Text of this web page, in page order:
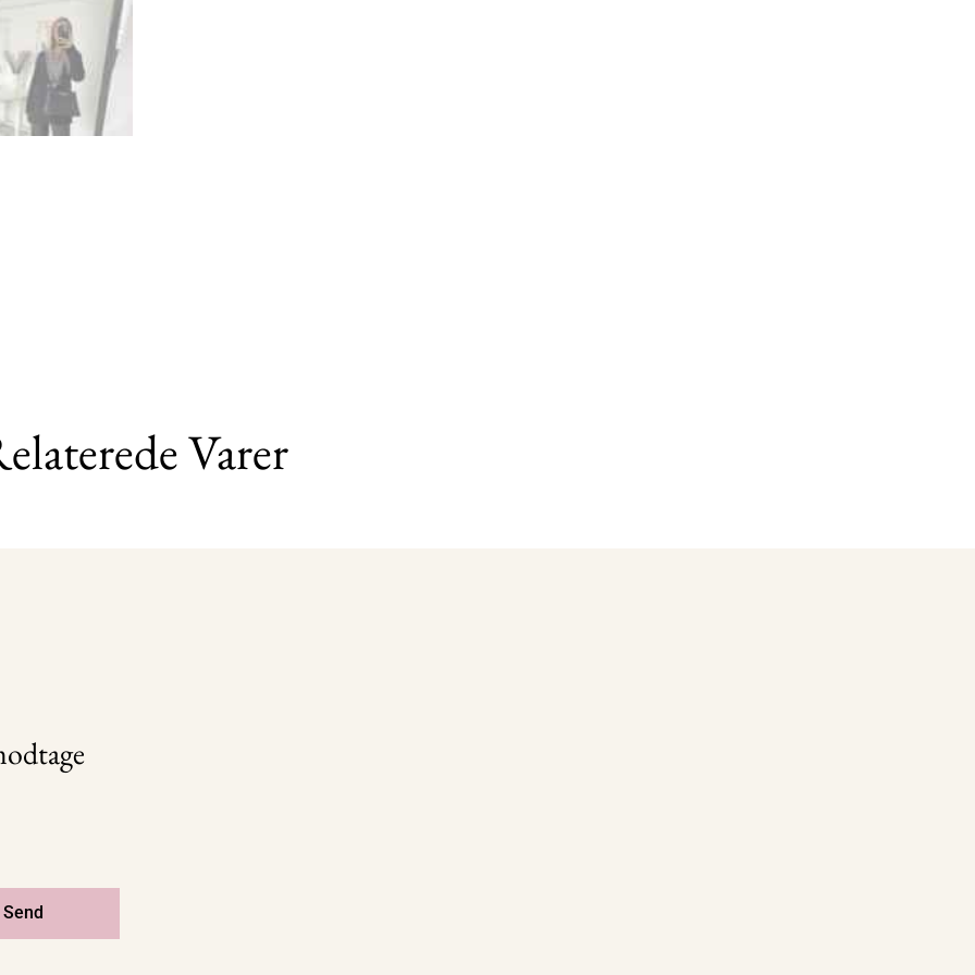
Varer
Send